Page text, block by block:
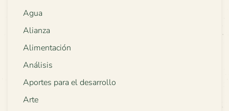
Agua
Alianza
Alimentación
Análisis
Aportes para el desarrollo
Arte